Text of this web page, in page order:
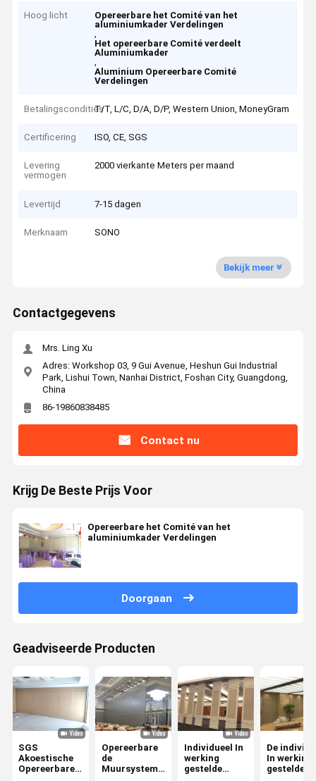
Hoog licht
Opereerbare het Comité van het
aluminiumkader Verdelingen
,
Het opereerbare Comité verdeelt
Aluminiumkader
,
Aluminium Opereerbare Comité
Verdelingen
BetalingsconditiesT/T, L/C, D/A, D/P, Western Union, MoneyGram
Certificering ISO, CE, SGS
Levering
vermogen
2000 vierkante Meters per maand
Levertijd 7-15 dagen
Merknaam SONO
Bekijk meer
Contactgegevens
Mrs. Ling Xu
Adres: Workshop 03, 9 Gui Avenue, Heshun Gui Industrial
Park, Lishui Town, Nanhai District, Foshan City, Guangdong,
China
86-19860838485
Contact nu
Krijg De Beste Prijs Voor
Opereerbare het Comité van het
aluminiumkader Verdelingen
Doorgaan
Geadviseerde Producten
SGS
Akoestische
Opereerbare
Opereerbare
de
Muursystemen
Individueel In
werking
gestelde
De
In werking
gestelde